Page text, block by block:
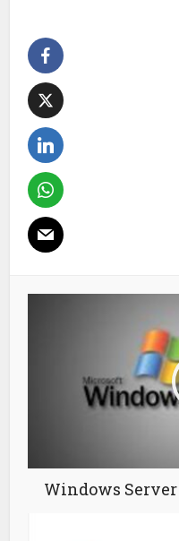
Windows Server